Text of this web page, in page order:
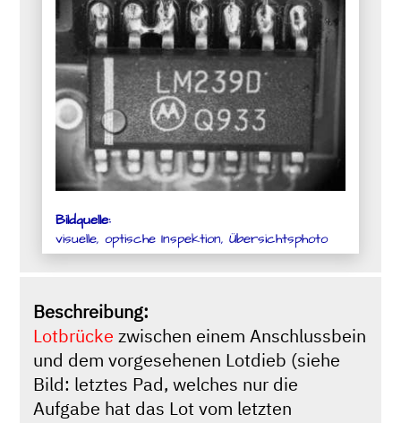
Bildquelle:
visuelle, optische Inspektion, Übersichtsphoto
Beschreibung:
Lotbrücke zwischen einem Anschlussbein
und dem vorgesehenen Lotdieb (siehe
Bild: letztes Pad, welches nur die
Aufgabe hat das Lot vom letzten